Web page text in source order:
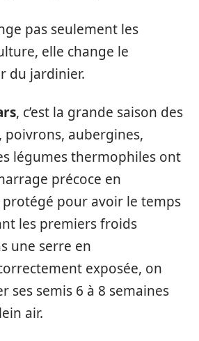
pas seulement les
elle change le
du jardinier.
, c’est la grande saison des
poivrons, aubergines,
légumes thermophiles ont
précoce en
pour avoir le temps
les premiers froids
une serre en
exposée, on
ses semis 6 à 8 semaines
air.